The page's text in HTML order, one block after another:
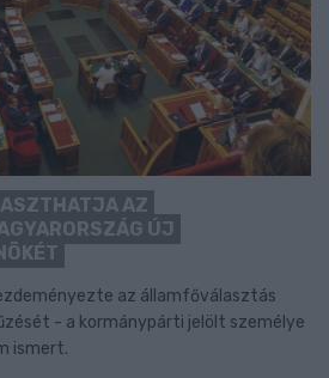
AZ
ÚJ
az államfőválasztás
- a kormánypárti jelölt személye
ismert.